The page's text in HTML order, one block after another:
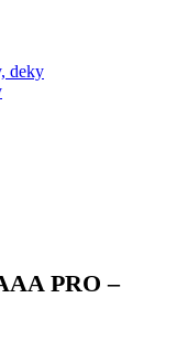
deky
PRO –